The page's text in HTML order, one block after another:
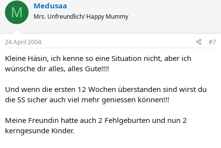
M Medusaa
Mrs. Unfreundlich/ Happy Mummy
24 April 2004 #7
Kleine Häsin, ich kenne so eine Situation nicht, aber ich
wünsche dir alles, alles Gute!!!!
Und wenn die ersten 12 Wochen überstanden sind wirst du
die SS sicher auch viel mehr geniessen können!!!
Meine Freundin hatte auch 2 Fehlgeburten und nun 2
kerngesunde Kinder.